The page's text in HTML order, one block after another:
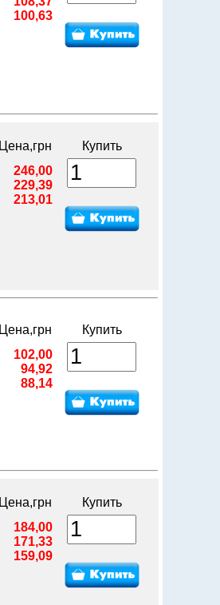
100,63
Цена,грн
Купить
246,00
229,39
213,01
Цена,грн
Купить
102,00
94,92
88,14
Цена,грн
Купить
184,00
171,33
159,09